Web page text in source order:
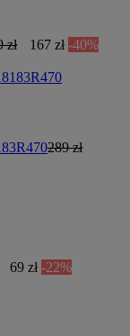
zł 167 zł -40%
289 zł
69 zł -22%